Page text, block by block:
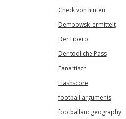
Check von hinten
Dembowski ermittelt
Der Libero
Der tödliche Pass
Fanartisch
Flashscore
football arguments
footballandgeography